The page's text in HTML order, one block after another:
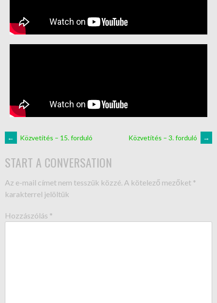
← Közvetítés – 15. forduló Közvetítés – 3. forduló →
START A CONVERSATION
Az e-mail címet nem tesszük közzé. A kötelező mezőket *
karakterrel jelöltük
Hozzászólás *